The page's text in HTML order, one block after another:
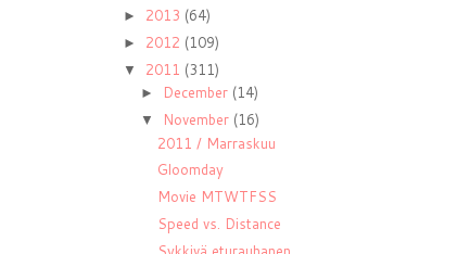
► 2013 (64)
► 2012 (109)
▼ 2011 (311)
► December (14)
▼ November (16)
2011 / Marraskuu
Gloomday
Movie MTWTFSS
Speed vs. Distance